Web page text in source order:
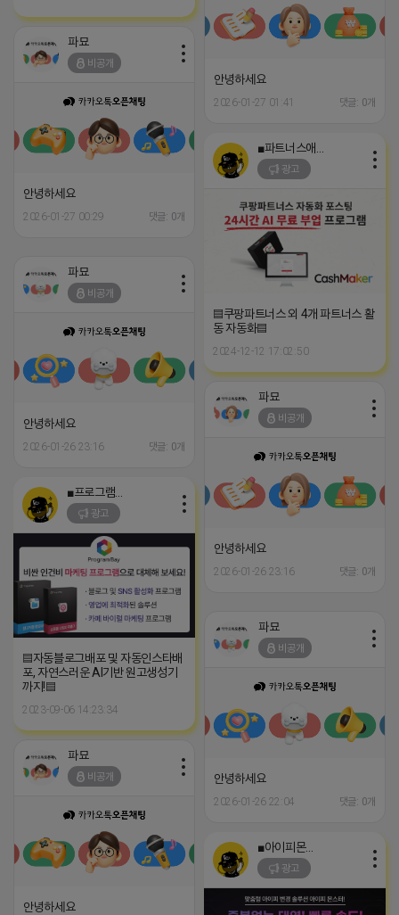
안녕하세요
2026-01-27 01:41 댓글: 0개
파묘
비공개
안녕하세요
2026-01-27 00:29 댓글: 0개
광고
▤쿠팡파트너스 외 4개 파트너스 활
동 자동화▤
2024-12-12 17:02:50
파묘
비공개
안녕하세요
2026-01-26 23:16 댓글: 0개
파묘
비공개
안녕하세요
2026-01-26 23:16 댓글: 0개
광고
▤자동블로그배포 및 자동인스타배
포, 자연스러운 AI기반 원고생성기
까지!▤
2023-09-06 14:23:34
파묘
비공개
안녕하세요
2026-01-26 22:04 댓글: 0개
파묘
비공개
안녕하세요
■아이피몬스터■
광고